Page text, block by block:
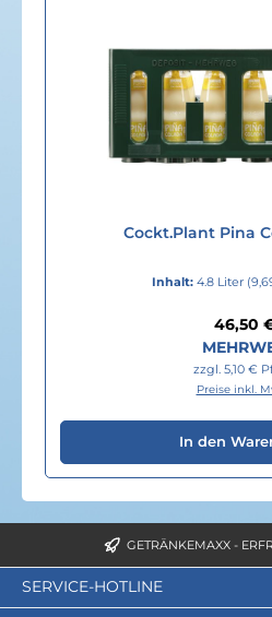
Cockt.Plant Pina
Inhalt: 4.8 Liter
46,50
zzgl. 5,10 €
Preise inkl.
In den
GETRÄNKEMAXX -
SERVICE-HOTLINE